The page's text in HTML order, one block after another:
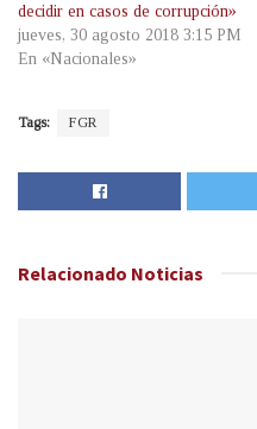
decidir en casos de corrupción»
jueves, 30 agosto 2018 3:15 PM
En «Nacionales»
Tags: FGR
Relacionado Noticias